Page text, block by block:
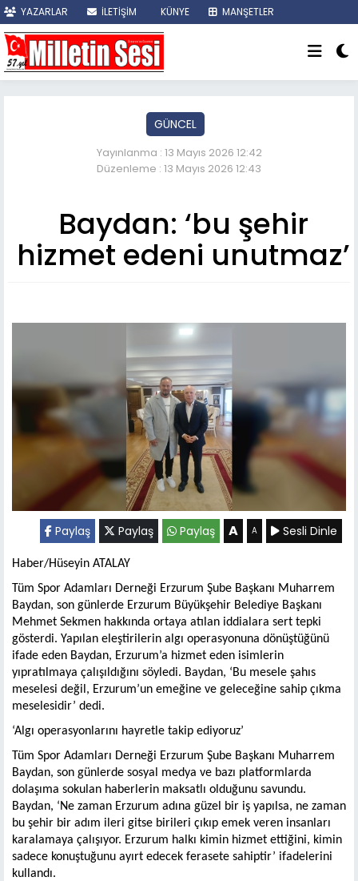
YAZARLAR İLETİŞİM KÜNYE
MANŞETLER
SON DAKİKA
GÜNCEL
Yayınlanma : 13 Mayıs 2026 12:42
Düzenleme : 13 Mayıs 2026 12:43
Baydan: ‘bu şehir
hizmet edeni unutmaz’
Paylaş Paylaş Paylaş A A Sesli Dinle
Haber/Hüseyin ATALAY
Tüm Spor Adamları Derneği Erzurum Şube Başkanı Muharrem
Baydan, son günlerde Erzurum Büyükşehir Belediye Başkanı
Mehmet Sekmen hakkında ortaya atılan iddialara sert tepki
gösterdi. Yapılan eleştirilerin algı operasyonuna dönüştüğünü
ifade eden Baydan, Erzurum’a hizmet eden isimlerin
yıpratılmaya çalışıldığını söyledi. Baydan, ‘Bu mesele şahıs
meselesi değil, Erzurum’un emeğine ve geleceğine sahip çıkma
meselesidir’ dedi.
‘Algı operasyonlarını hayretle takip ediyoruz’
Tüm Spor Adamları Derneği Erzurum Şube Başkanı Muharrem
Baydan, son günlerde sosyal medya ve bazı platformlarda
dolaşıma sokulan haberlerin maksatlı olduğunu savundu.
Baydan, ‘Ne zaman Erzurum adına güzel bir iş yapılsa, ne zaman
bu şehir bir adım ileri gitse birileri çıkıp emek veren insanları
karalamaya çalışıyor. Erzurum halkı kimin hizmet ettiğini, kimin
sadece konuştuğunu ayırt edecek ferasete sahiptir’ ifadelerini
kullandı.